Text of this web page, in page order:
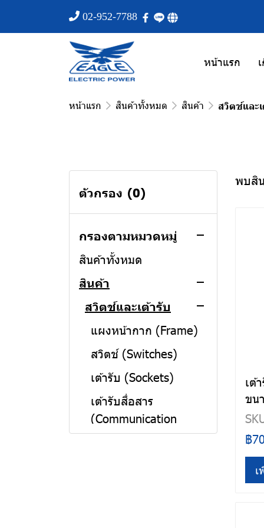
02-952-7788
หน้าแรก
หน้าแรก สินค้าทั้งหมด สินค้า สวิตช์และ
ตัวกรอง (0)
กรองตามหมวดหมู่
สินค้าทั้งหมด
สินค้า
สวิตช์และเต้ารับ
แผงหน้ากาก (Frame)
สวิตช์ (Switches)
เต้ารับ (Sockets)
เต้ารับสื่อสาร
(Communication
Sockets)
พบสิ
เต้
ขน
฿
เ